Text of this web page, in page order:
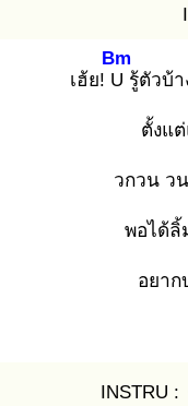
เฮ้ย! U
Bm
รู้ตัวบ้
ตั้งแ
วกวน ว
พอได้ลิ้
อยาก
INSTRU :